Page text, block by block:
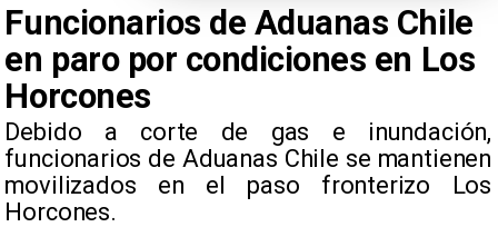
Funcionarios de Aduanas Chile
en paro por condiciones en Los
Horcones
Debido a corte de gas e inundación,
funcionarios de Aduanas Chile se mantienen
movilizados en el paso fronterizo Los
Horcones.